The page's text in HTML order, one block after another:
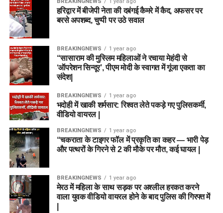
BREAKINGNEWS 1 year ago
हरिद्वार में बीजेपी नेता की दबंगई कैमरे में कैद, अफसर पर
बरसे अपशब्द, चुप्पी पर उठे सवाल
BREAKINGNEWS 1 year ago
“सासाराम की मुस्लिम महिलाओं ने रचाया मेहंदी से
‘ऑपरेशन सिन्दूर’, पीएम मोदी के स्वागत में गूंजा एकता का
संदेश|
BREAKINGNEWS 1 year ago
भदोही में खाकी शर्मसार: रिश्वत लेते पकड़े गए पुलिसकर्मी,
वीडियो वायरल |
BREAKINGNEWS 1 year ago
“चकराता के टाइगर फॉल में प्रकृति का कहर — भारी पेड़
और पत्थरों के गिरने से 2 की मौके पर मौत, कई घायल |
BREAKINGNEWS 1 year ago
मेरठ में महिला के साथ सड़क पर अश्लील हरकत करने
वाला युवक वीडियो वायरल होने के बाद पुलिस की गिरफ्त में